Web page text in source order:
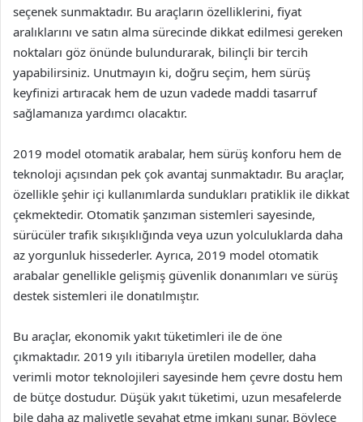
seçenek sunmaktadır. Bu araçların özelliklerini, fiyat
aralıklarını ve satın alma sürecinde dikkat edilmesi gereken
noktaları göz önünde bulundurarak, bilinçli bir tercih
yapabilirsiniz. Unutmayın ki, doğru seçim, hem sürüş
keyfinizi artıracak hem de uzun vadede maddi tasarruf
sağlamanıza yardımcı olacaktır.
2019 model otomatik arabalar, hem sürüş konforu hem de
teknoloji açısından pek çok avantaj sunmaktadır. Bu araçlar,
özellikle şehir içi kullanımlarda sundukları pratiklik ile dikkat
çekmektedir. Otomatik şanzıman sistemleri sayesinde,
sürücüler trafik sıkışıklığında veya uzun yolculuklarda daha
az yorgunluk hissederler. Ayrıca, 2019 model otomatik
arabalar genellikle gelişmiş güvenlik donanımları ve sürüş
destek sistemleri ile donatılmıştır.
Bu araçlar, ekonomik yakıt tüketimleri ile de öne
çıkmaktadır. 2019 yılı itibarıyla üretilen modeller, daha
verimli motor teknolojileri sayesinde hem çevre dostu hem
de bütçe dostudur. Düşük yakıt tüketimi, uzun mesafelerde
bile daha az maliyetle seyahat etme imkanı sunar. Böylece